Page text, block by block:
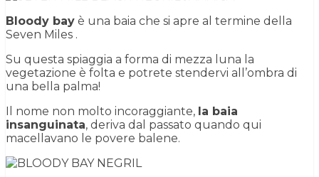
Bloody bay è una baia che si apre al termine della
Seven Miles .
Su questa spiaggia a forma di mezza luna la
vegetazione è folta e potrete stendervi all’ombra di
una bella palma!
Il nome non molto incoraggiante, la baia
insanguinata, deriva dal passato quando qui
macellavano le povere balene.